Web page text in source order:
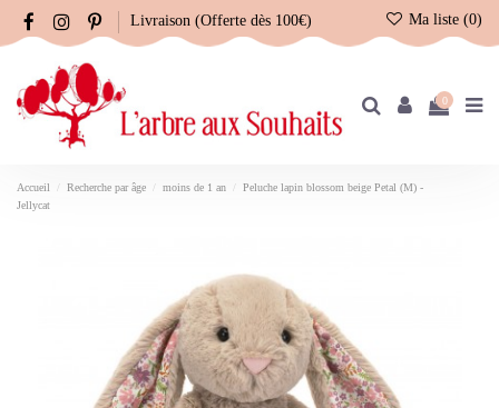
Livraison (Offerte dès 100€) Ma liste (0)
0
Accueil Recherche par âge moins de 1 an
Peluche lapin blossom beige Petal (M) -
Jellycat